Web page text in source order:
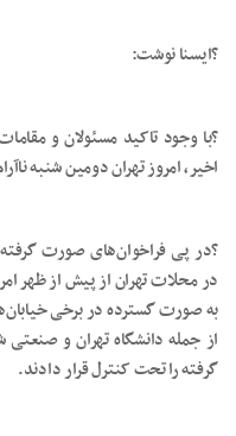
?ایسنا نوشت:
?با وجود تاکید مسئولان و
اخیر، امروز تهران دومین شنبه
?در پی فراخوان‌های صورت
به صورت گسترده در برخی
از جمله دانشگاه تهران و
گرفته را تحت کنترل قرار دادند.